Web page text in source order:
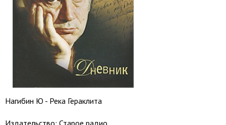
Нагибин Ю - Река Гераклита
Издательство: Старое радио